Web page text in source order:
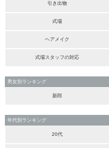
引き出物
式場
ヘアメイク
式場スタッフの対応
男女別ランキング
新郎
年代別ランキング
20代